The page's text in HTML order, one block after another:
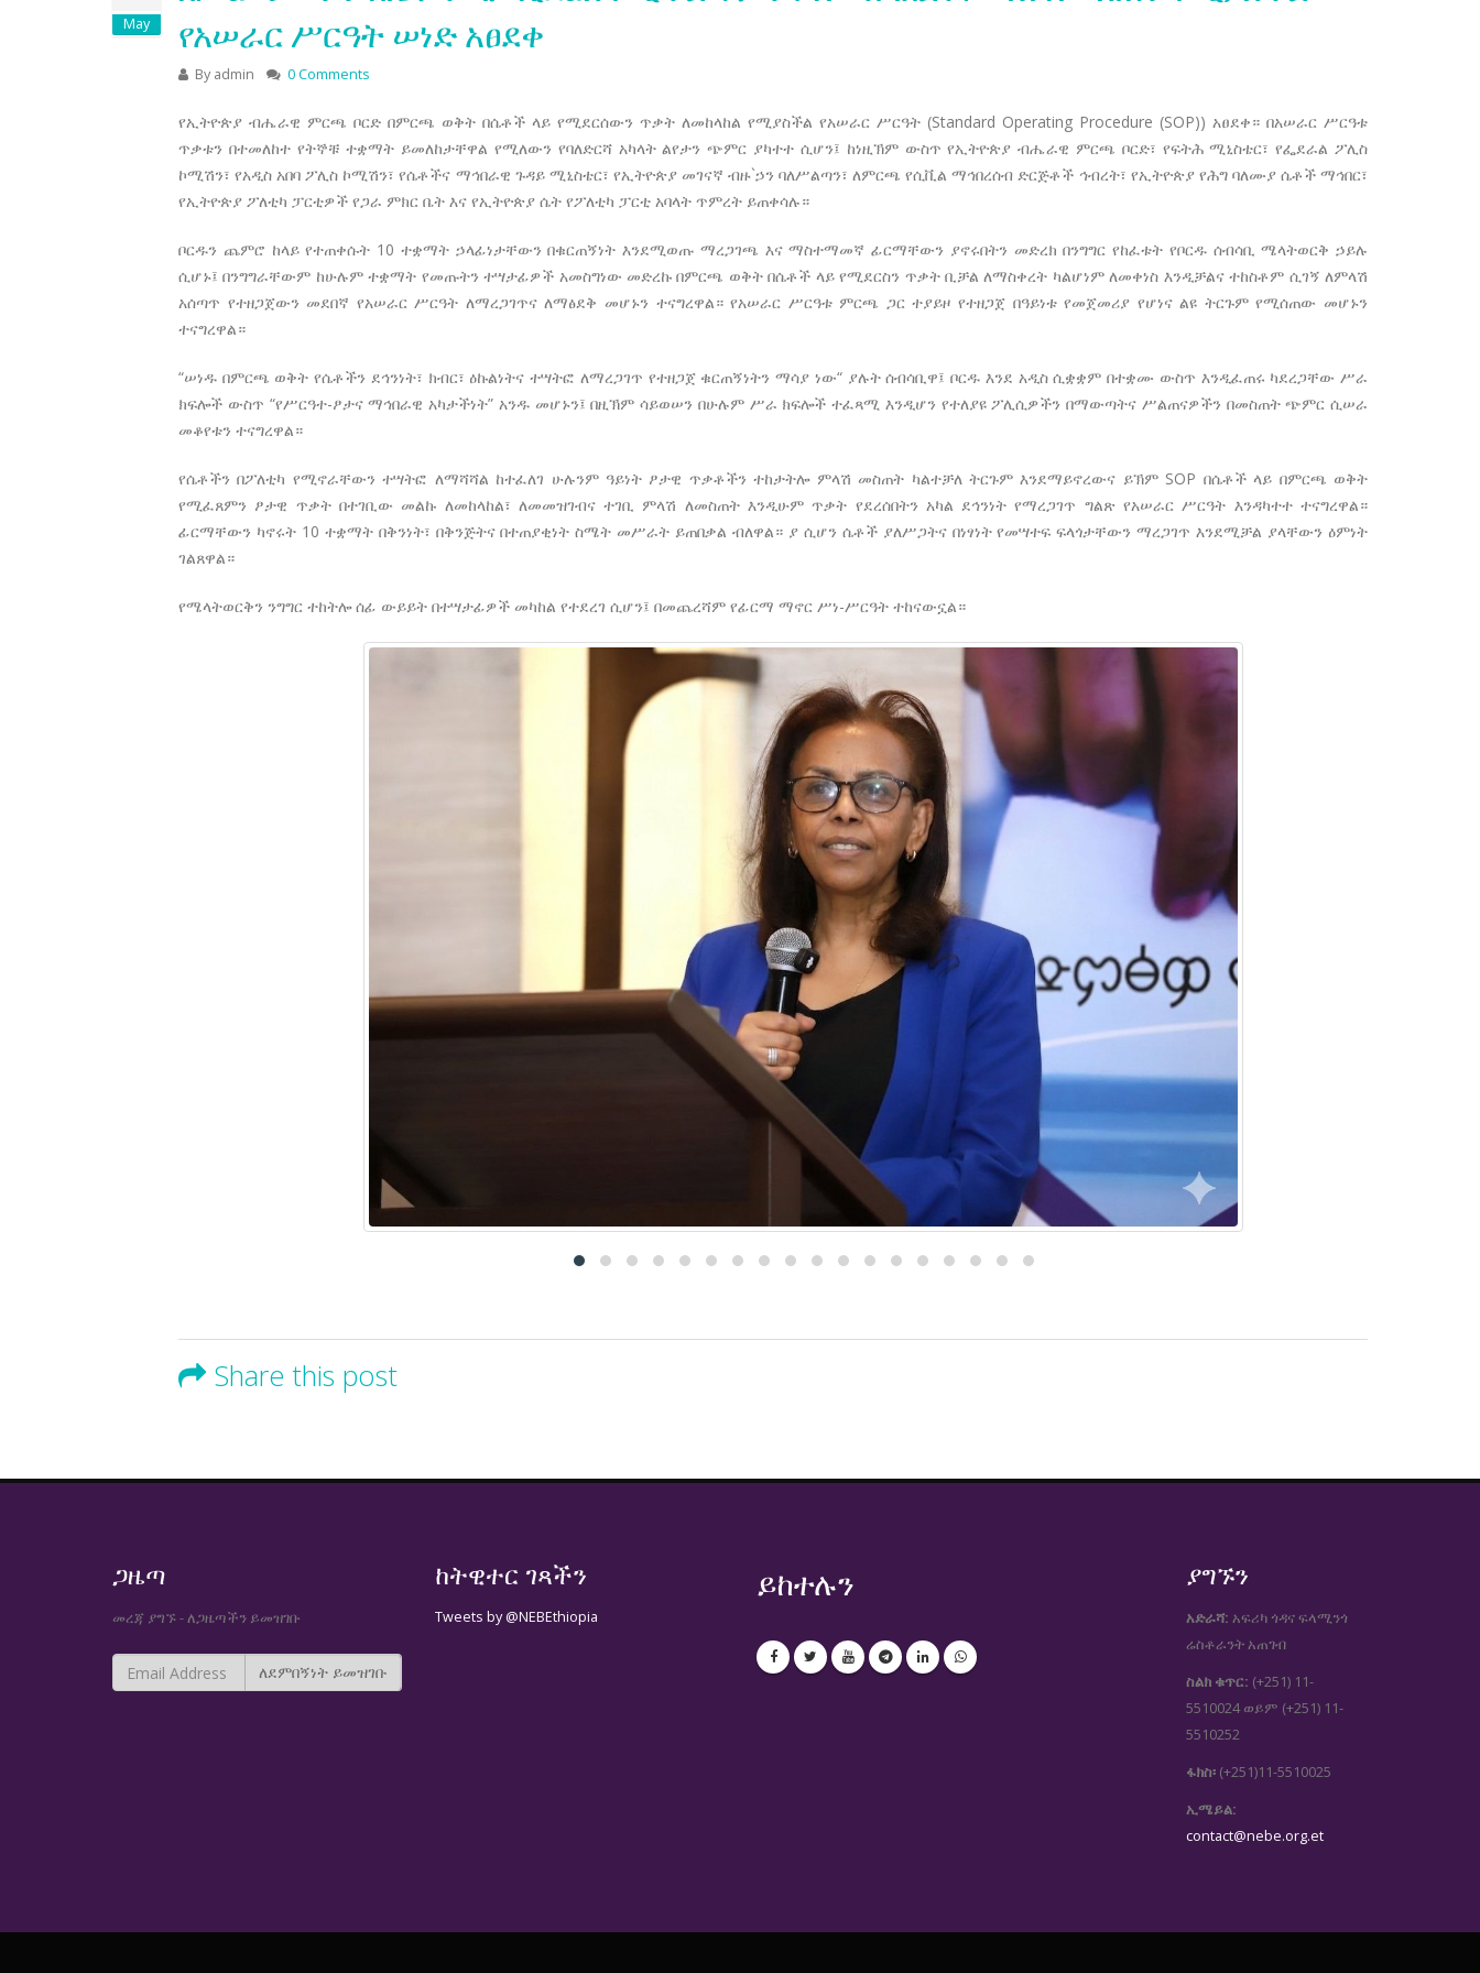
May
የአሠራር ሥርዓት ሠነድ አፀደቀ
By admin 0 Comments
የኢትዮጵያ ብሔራዊ ምርጫ ቦርድ በምርጫ ወቅት በሴቶች ላይ የሚደርሰውን ጥቃት ለመከላከል የሚያስችል የአሠራር ሥርዓት (Standard Operating Procedure (SOP)) አፀደቀ። በአሠራር ሥርዓቱ
ጥቃቱን በተመለከተ የትኞቹ ተቋማት ይመለከታቸዋል የሚለውን የባለድርሻ አካላት ልየታን ጭምር ያካተተ ሲሆን፤ ከነዚኽም ውስጥ የኢትዮጵያ ብሔራዊ ምርጫ ቦርድ፣ የፍትሕ ሚኒስቴር፣ የፌደራል ፖሊስ
ኮሚሽን፣ የአዲስ አበባ ፖሊስ ኮሚሽን፣ የሴቶችና ማኅበራዊ ጉዳይ ሚኒስቴር፣ የኢትዮጵያ መገናኛ ብዙ`ኃን ባለሥልጣን፣ ለምርጫ የሲቪል ማኅበረሰብ ድርጅቶች ኅብረት፣ የኢትዮጵያ የሕግ ባለሙያ ሴቶች ማኅበር፣
የኢትዮጵያ ፖለቲካ ፓርቲዎች የጋራ ምክር ቤት እና የኢትዮጵያ ሴት የፖለቲካ ፓርቲ አባላት ጥምረት ይጠቀሳሉ።
ቦርዱን ጨምሮ ከላይ የተጠቀሱት 10 ተቋማት ኃላፊነታቸውን በቁርጠኝነት እንደሚወጡ ማረጋገጫ እና ማስተማመኛ ፊርማቸውን ያኖሩበትን መድረክ በንግግር የከፈቱት የቦርዱ ሰብሳቢ ሜላትወርቅ ኃይሉ
ሲሆኑ፤ በንግግራቸውም ከሁሉም ተቋማት የመጡትን ተሣታፊዎች አመስግነው መድረኩ በምርጫ ወቅት በሴቶች ላይ የሚደርስን ጥቃት ቢቻል ለማስቀረት ካልሆነም ለመቀነስ እንዲቻልና ተከስቶም ሲገኝ ለምላሽ
አሰጣጥ የተዘጋጀውን መደበኛ የአሠራር ሥርዓት ለማረጋገጥና ለማፅደቅ መሆኑን ተናግረዋል። የአሠራር ሥርዓቱ ምርጫ ጋር ተያይዞ የተዘጋጀ በዓይነቱ የመጀመሪያ የሆነና ልዩ ትርጉም የሚሰጠው መሆኑን
ተናግረዋል።
“ሠነዱ በምርጫ ወቅት የሴቶችን ደኅንነት፣ ክብር፣ ዕኩልነትና ተሣትፎ ለማረጋገጥ የተዘጋጀ ቁርጠኝነትን ማሳያ ነው“ ያሉት ሰብሳቢዋ፤ ቦርዱ እንደ አዲስ ሲቋቋም በተቋሙ ውስጥ እንዲፈጠሩ ካደረጋቸው ሥራ
ክፍሎች ውስጥ “የሥርዓተ-ፆታና ማኅበራዊ አካታችነት” አንዱ መሆኑን፤ በዚኽም ሳይወሠን በሁሉም ሥራ ክፍሎች ተፈጻሚ እንዲሆን የተለያዩ ፖሊሲዎችን በማውጣትና ሥልጠናዎችን በመስጠት ጭምር ሲሠራ
መቆየቱን ተናግረዋል።
የሴቶችን በፖለቲካ የሚኖራቸውን ተሣትፎ ለማሻሻል ከተፈለገ ሁሉንም ዓይነት ፆታዊ ጥቃቶችን ተከታትሎ ምላሽ መስጠት ካልተቻለ ትርጉም እንደማይኖረውና ይኽም SOP በሴቶች ላይ በምርጫ ወቅት
የሚፈጸምን ፆታዊ ጥቃት በተገቢው መልኩ ለመከላከል፣ ለመመዝገብና ተገቢ ምላሽ ለመስጠት እንዲሁም ጥቃት የደረሰበትን አካል ደኅንነት የማረጋገጥ ግልጽ የአሠራር ሥርዓት እንዳካተተ ተናግረዋል።
ፊርማቸውን ካኖሩት 10 ተቋማት በቅንነት፣ በቅንጅትና በተጠያቂነት ስሜት መሥራት ይጠበቃል ብለዋል። ያ ሲሆን ሴቶች ያለሥጋትና በነፃነት የመሣተፍ ፍላጎታቸውን ማረጋገጥ እንደሚቻል ያላቸውን ዕምነት
ገልጸዋል።
የሜላትወርቅን ንግግር ተከትሎ ሰፊ ውይይት በተሣታፊዎች መካከል የተደረገ ሲሆን፤ በመጨረሻም የፊርማ ማኖር ሥነ-ሥርዓት ተከናውኗል።
Share this post
ጋዜጣ
መረጃ ያግኙ - ለጋዜጣችን ይመዝገቡ
ከትዊተር ገጻችን
Tweets by @NEBEthiopia
ይከተሉን ያግኙን
አድራሻ: አፍሪካ ጎዳና ፍላሚንጎ
ሬስቶራንት አጠገብ
ስልክ ቁጥር: (+251) 11-
5510024 ወይም (+251) 11-
5510252
ፋክስ፡ (+251)11-5510025
ኢሜይል:
contact@nebe.org.et